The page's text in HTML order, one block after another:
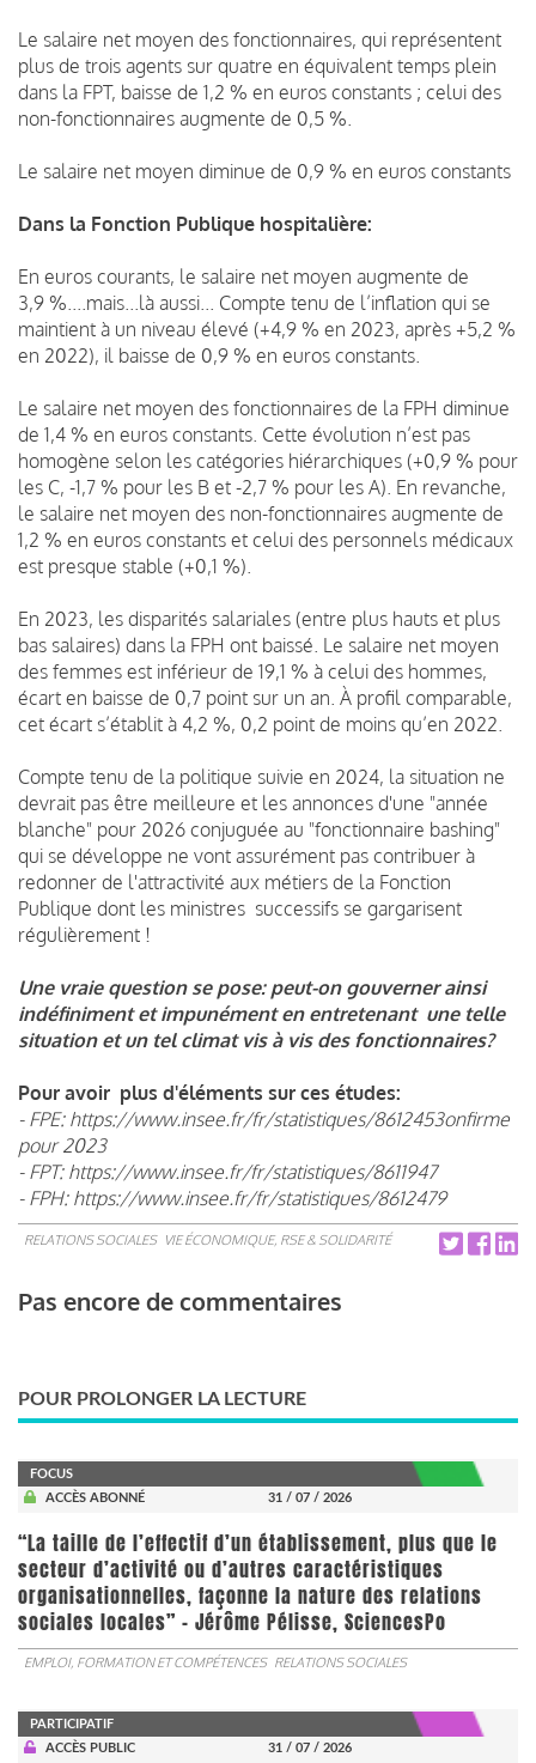
Le salaire net moyen des fonctionnaires, qui représentent
plus de trois agents sur quatre en équivalent temps plein
dans la FPT, baisse de 1,2 % en euros constants ; celui des
non-fonctionnaires augmente de 0,5 %.
Le salaire net moyen diminue de 0,9 % en euros constants
Dans la Fonction Publique hospitalière:
En euros courants, le salaire net moyen augmente de
3,9 %....mais...là aussi... Compte tenu de l’inflation qui se
maintient à un niveau élevé (+4,9 % en 2023, après +5,2 %
en 2022), il baisse de 0,9 % en euros constants.
Le salaire net moyen des fonctionnaires de la FPH diminue
de 1,4 % en euros constants. Cette évolution n’est pas
homogène selon les catégories hiérarchiques (+0,9 % pour
les C, -1,7 % pour les B et -2,7 % pour les A). En revanche,
le salaire net moyen des non-fonctionnaires augmente de
1,2 % en euros constants et celui des personnels médicaux
est presque stable (+0,1 %).
En 2023, les disparités salariales (entre plus hauts et plus
bas salaires) dans la FPH ont baissé. Le salaire net moyen
des femmes est inférieur de 19,1 % à celui des hommes,
écart en baisse de 0,7 point sur un an. À profil comparable,
cet écart s’établit à 4,2 %, 0,2 point de moins qu’en 2022.
Compte tenu de la politique suivie en 2024, la situation ne
devrait pas être meilleure et les annonces d'une "année
blanche" pour 2026 conjuguée au "fonctionnaire bashing"
qui se développe ne vont assurément pas contribuer à
redonner de l'attractivité aux métiers de la Fonction
Publique dont les ministres successifs se gargarisent
régulièrement !
Une vraie question se pose: peut-on gouverner ainsi
indéfiniment et impunément en entretenant une telle
situation et un tel climat vis à vis des fonctionnaires?
Pour avoir plus d'éléments sur ces études:
- FPE: https://www.insee.fr/fr/statistiques/8612453onfirme
pour 2023
- FPT: https://www.insee.fr/fr/statistiques/8611947
- FPH: https://www.insee.fr/fr/statistiques/8612479
RELATIONS SOCIALES VIE ÉCONOMIQUE, RSE & SOLIDARITÉ
Pas encore de commentaires
POUR PROLONGER LA LECTURE
FOCUS
ACCÈS ABONNÉ
31 / 07 / 2026
“La taille de l’effectif d’un établissement, plus que le
secteur d’activité ou d’autres caractéristiques
organisationnelles, façonne la nature des relations
sociales locales” - Jérôme Pélisse, SciencesPo
EMPLOI, FORMATION ET COMPÉTENCES RELATIONS SOCIALES
PARTICIPATIF
ACCÈS PUBLIC
31 / 07 / 2026